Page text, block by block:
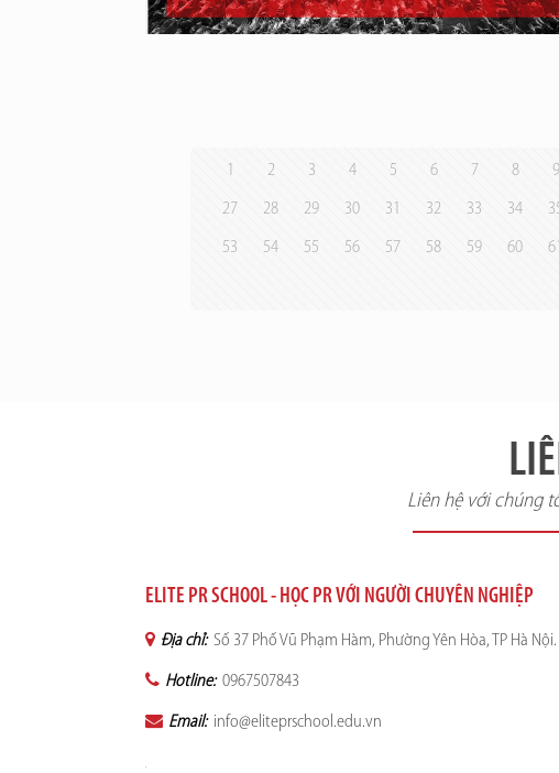
1 2 3 4 5 6 7 8 9
27 28 29 30 31 32 33 34
53 54 55 56 57 58 59 60 61
Liên hệ với chúng
ELITE PR SCHOOL - HỌC PR VỚI NGƯỜI CHUYÊN NGHIỆP
Địa chỉ: Số 37 Phố Vũ Phạm Hàm, Phường Yên Hòa, TP Hà Nội.
Hotline: 0967507843
Email: info@eliteprschool.edu.vn